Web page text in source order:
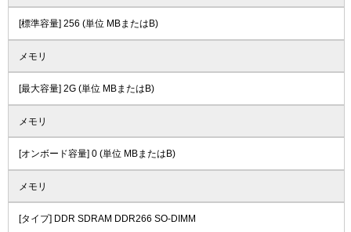
[標準容量] 256 (単位 MBまたはB)
メモリ
[最大容量] 2G (単位 MBまたはB)
メモリ
[オンボード容量] 0 (単位 MBまたはB)
メモリ
[タイプ] DDR SDRAM DDR266 SO-DIMM